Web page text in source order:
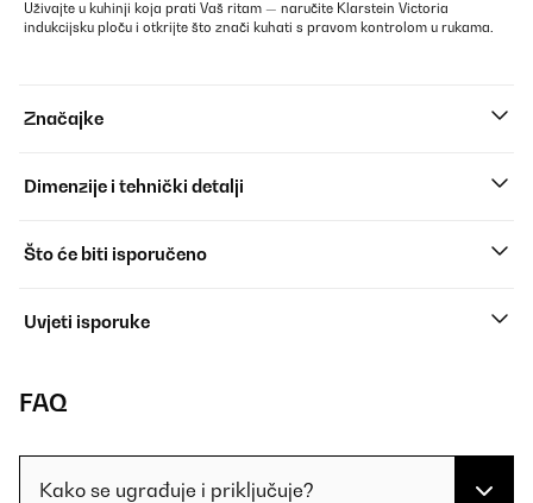
Uživajte u kuhinji koja prati Vaš ritam — naručite Klarstein Victoria
indukcijsku ploču i otkrijte što znači kuhati s pravom kontrolom u rukama.
Značajke
Dimenzije i tehnički detalji
Što će biti isporučeno
Uvjeti isporuke
FAQ
Kako se ugrađuje i priključuje?